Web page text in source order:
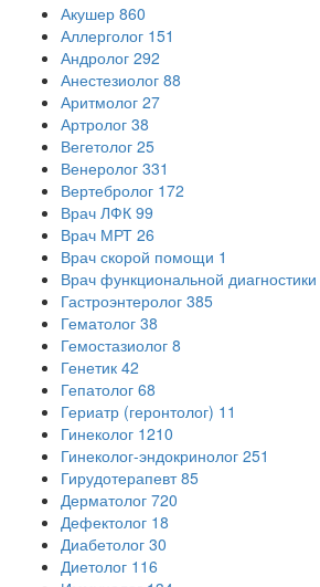
Акушер 860
Аллерголог 151
Андролог 292
Анестезиолог 88
Аритмолог 27
Артролог 38
Вегетолог 25
Венеролог 331
Вертебролог 172
Врач ЛФК 99
Врач МРТ 26
Врач скорой помощи 1
Врач функциональной диагностики
Гастроэнтеролог 385
Гематолог 38
Гемостазиолог 8
Генетик 42
Гепатолог 68
Гериатр (геронтолог) 11
Гинеколог 1210
Гинеколог-эндокринолог 251
Гирудотерапевт 85
Дерматолог 720
Дефектолог 18
Диабетолог 30
Диетолог 116